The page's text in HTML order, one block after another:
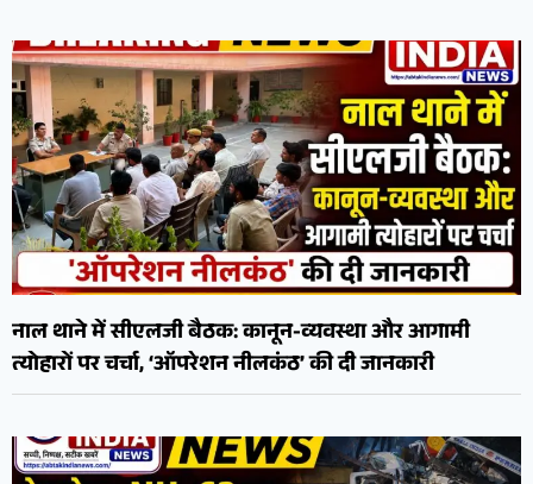
नाल थाने में सीएलजी बैठक: कानून-व्यवस्था और आगामी
त्योहारों पर चर्चा, ‘ऑपरेशन नीलकंठ’ की दी जानकारी